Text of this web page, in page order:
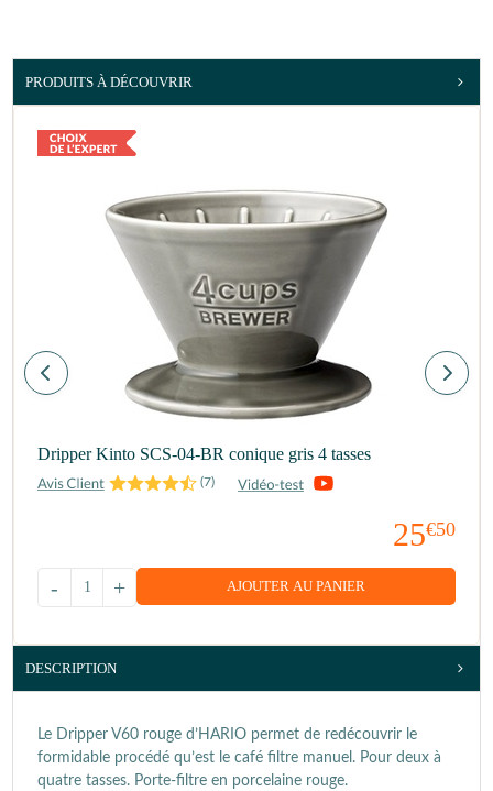
PRODUITS À DÉCOUVRIR
Dripper Kinto SCS-04-BR conique gris 4 tasses
(7)
25€50
+
- AJOUTER AU PANIER
DESCRIPTION
Le Dripper V60 rouge d’HARIO permet de redécouvrir le
formidable procédé qu’est le café filtre manuel. Pour deux à
quatre tasses. Porte-filtre en porcelaine rouge.